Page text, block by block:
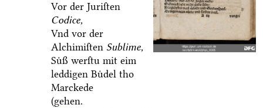
Vor der Juriſten
Codice,
Vnd vor der
Alchimiſten Sublime,
Suͤß werſtu mit eim
leddigen Buͤdel tho
Marckede
(gehen.